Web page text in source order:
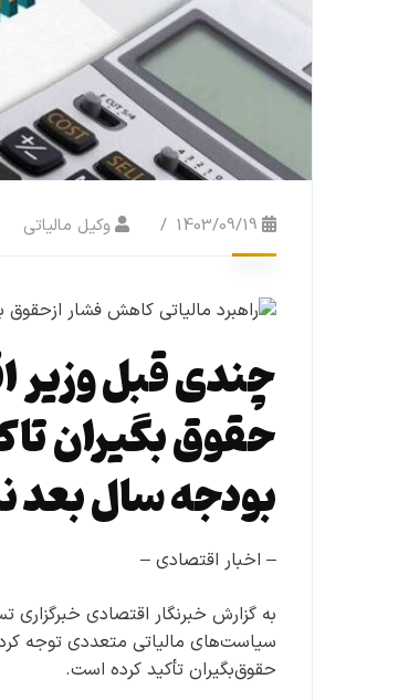
1403/09/19 وکیل مالیاتی
چندی قبل وزیر
حقوق بگیران
بودجه سال بعد
– اخبار اقتصادی –
به گزارش خبرنگار اقتصادی
سیاست‌های مالیاتی متعددی توجه
حقوق‌بگیران تأکید کرده است.